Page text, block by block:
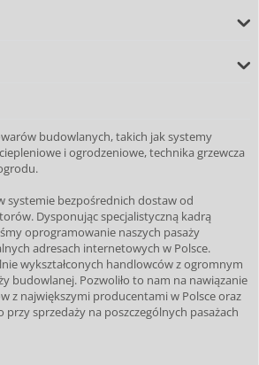
budowlanych, takich jak systemy
i ogrodzeniowe, technika grzewcza
systemie bezpośrednich dostaw od
Dysponując specjalistyczną kadrą
oprogramowanie naszych pasaży
adresach internetowych w Polsce.
wykształconych handlowców z ogromnym
budowlanej. Pozwoliło to nam na nawiązanie
z największymi producentami w Polsce oraz
sprzedaży na poszczególnych pasażach